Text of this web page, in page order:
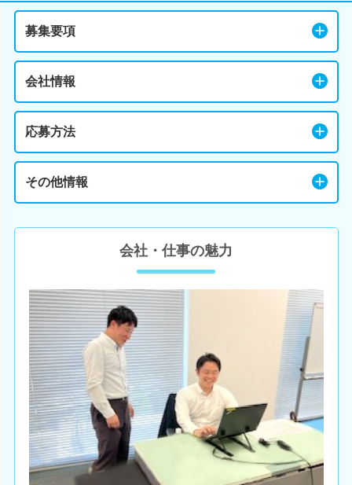
募集要項
会社情報
応募方法
その他情報
会社・仕事の魅力